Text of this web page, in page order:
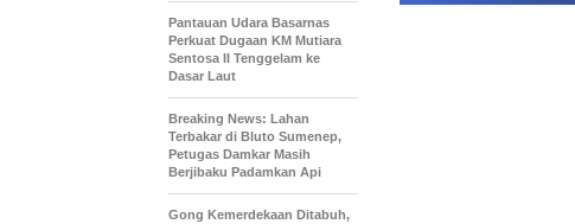
Pantauan Udara Basarnas
Perkuat Dugaan KM Mutiara
Sentosa II Tenggelam ke
Dasar Laut
Breaking News: Lahan
Terbakar di Bluto Sumenep,
Petugas Damkar Masih
Berjibaku Padamkan Api
Gong Kemerdekaan Ditabuh,